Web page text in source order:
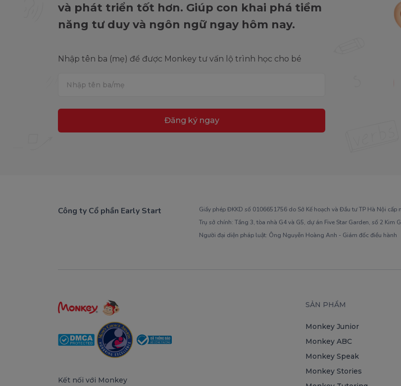
và phát triển tốt hơn. Giúp con khai phá tiềm
năng tư duy và ngôn ngữ ngay hôm nay.
Nhập tên ba (mẹ) để được Monkey tư vấn lộ trình học cho bé
Đăng ký ngay
Công ty Cổ phần Early Start
Giấy phép ĐKKD số 0106651756 do Sở Kế hoạch và Đầu tư TP Hà Nội
Trụ sở chính: Tầng 3, tòa nhà G4 và G5, dự án Five Star Garden, số 2 Kim
Người đại diện pháp luật: Ông Nguyễn Hoàng Anh - Giám đốc điều hành
Kết nối với Monkey
SẢN PHẨM
Monkey Junior
Monkey ABC
Monkey Speak
Monkey Stories